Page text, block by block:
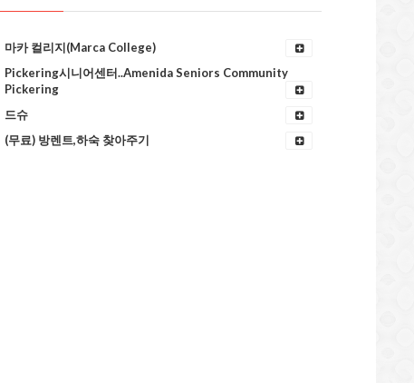
마카 컬리지(Marca College)
Pickering시니어센터..Amenida Seniors Community
Pickering
드슈
(무료) 방렌트,하숙 찾아주기